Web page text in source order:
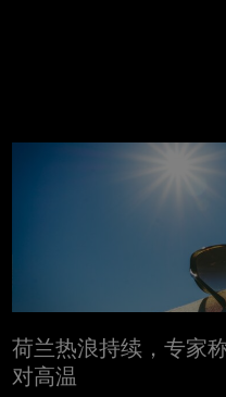
荷兰热浪持续，专家
对高温